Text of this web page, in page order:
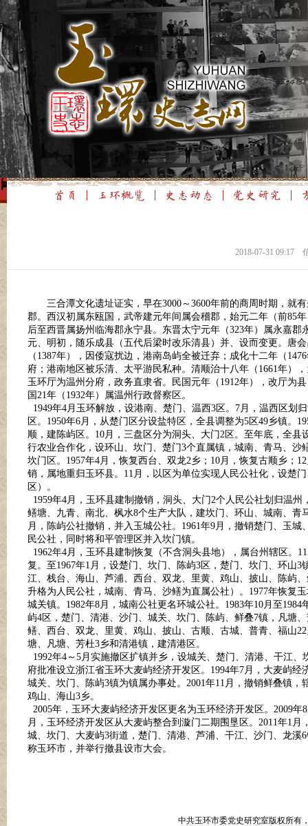
2018-07-31 09:17
三合潭文化遗址证实，早在3000～3600年前的商周时期，就
郡。西汉初属东瓯国，武帝建元年间属会稽郡，始元二年（前85
后至西晋属扬州临海郡永宁县。东晋太宁元年（323年）属永嘉
元、明初，随乐成县（五代后梁时改乐清县）并、设而变更。唐
（1387年），因倭寇扰边，港南岛屿全被迁弃；成化十二年（
府；港南地区被乐清、太平游民私种。清顺治十八年（1661年）
玉环厅为温州分府，政务直隶省。民国元年（1912年），改厅为
国21年（1932年）属温州行政督察区。
1949年4月玉环解放，设港南、楚门、温西3区。7月，温西区划
区。1950年6月，从楚门区分设盐特区，全县调整为5区49乡镇。
顺，建陈屿区。10月，三盘区分为洞头、大门2区。至年底，全县
行农业合作化，设环山、坎门、楚门3个直属镇，城南、青马、
坎门区。1957年4月，恢复西台、双龙2乡；10月，恢复古顺乡；
销，属地重归玉环县。11月，以区为单位实现人民公社化，设楚
区）。
1959年4月，玉环县建制撤销，洞头、大门2个人民公社划归温
鳝塘、九青、南北、枫水8个生产大队，建坎门、环山、城南、
月，陈屿公社撤销，并入玉城公社。1961年9月，撤销楚门、玉
民公社，同时将和平管理区并入坎门镇。
1962年4月，玉环县建制恢复（不含洞头县地），属台州辖区。
复。至1967年1月，设楚门、坎门、陈屿3区，楚门、坎门、环山
江、栈台、海山、芦浦、西台、双龙、里黄、鸡山、披山、陈屿
升格为人民公社，城南、青马、沙鳝为直属公社）。1977年恢复
城关镇。1982年8月，城南公社更名环城公社。1983年10月至
屿4区，楚门、清港、沙门、城关、坎门、陈屿、鲜叠7镇，凡塘
鳝、西台、双龙、里黄、鸡山、披山、古顺、古城、普青、福山
塘、凡塘、芳杜3乡和清港镇，建清港区。
1992年4 ～ 5月实施撤区扩镇并乡，设城关、楚门、清港、干江
府批准设立浙江省玉环大麦屿经济开发区。1994年7月，大麦屿
城关、坎门、陈屿3镇为镇属办事处。2001年11月，撤销鲜叠镇
鸡山、海山3乡。
2005年，玉环大麦屿经济开发区更名为玉环经济开发区。2009
月，玉环经济开发区从大麦屿整合到漩门二期围垦区。2011年1
城、坎门、大麦屿3街道，楚门、清港、芦浦、干江、沙门、龙溪
称玉环市，并举行撤县设市大会。
中共玉环市委党史研究室版权所有